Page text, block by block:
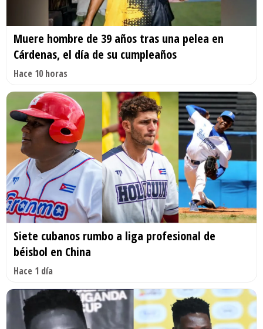
Muere hombre de 39 años tras una pelea en
Cárdenas, el día de su cumpleaños
Hace 10 horas
Siete cubanos rumbo a liga profesional de
béisbol en China
Hace 1 día